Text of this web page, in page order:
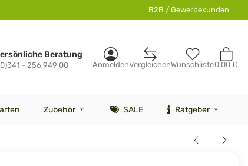
B2B / Gewerbekunden
Beratung
- 256 949 00 AnmeldenVergleichenWunschliste0,00 €
Zubehör SALE Ratgeber